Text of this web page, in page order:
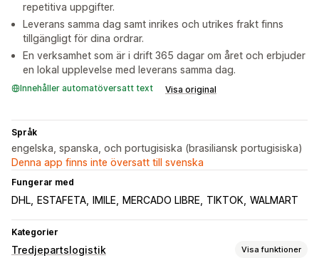
repetitiva uppgifter.
Leverans samma dag samt inrikes och utrikes frakt finns
tillgängligt för dina ordrar.
En verksamhet som är i drift 365 dagar om året och erbjuder
en lokal upplevelse med leverans samma dag.
Innehåller automatöversatt text Visa original
Språk
engelska, spanska, och portugisiska (brasiliansk portugisiska)
Denna app finns inte översatt till svenska
Fungerar med
DHL ESTAFETA IMILE MERCADO LIBRE TIKTOK WALMART
Kategorier
Tredjepartslogistik Visa funktioner